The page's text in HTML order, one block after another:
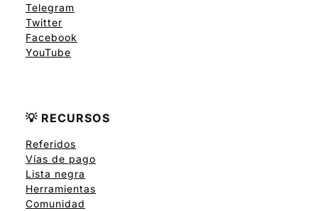
Telegram
Twitter
Facebook
YouTube
💡 RECURSOS
Referidos
Vías de pago
Lista negra
Herramientas
Comunidad